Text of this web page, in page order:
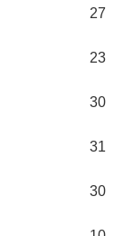
27
23
30
31
30